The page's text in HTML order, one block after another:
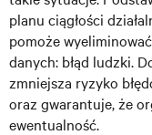
planu ciągłości
pomoże
danych: błąd ludzki.
zmniejsza ryzyko
oraz gwarantuje, że
ewentualność.